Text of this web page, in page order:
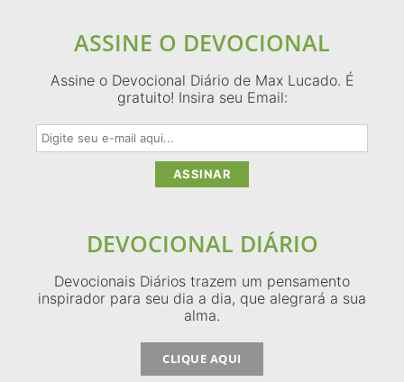
ASSINE O DEVOCIONAL
Assine o Devocional Diário de Max Lucado. É
gratuito! Insira seu Email:
DEVOCIONAL DIÁRIO
Devocionais Diários trazem um pensamento
inspirador para seu dia a dia, que alegrará a sua
alma.
CLIQUE AQUI